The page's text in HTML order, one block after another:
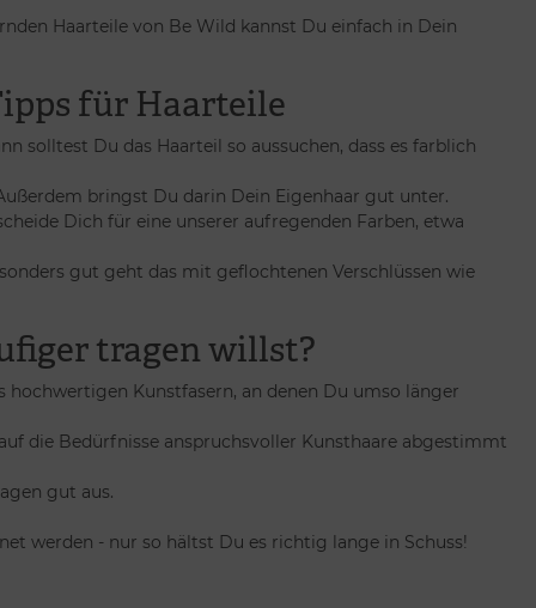
Haarteile von Be Wild kannst Du einfach in Dein
für Haarteile
solltest Du das Haarteil so aussuchen, dass es farblich
bringst Du darin Dein Eigenhaar gut unter.
Dich für eine unserer aufregenden Farben, etwa
gut geht das mit geflochtenen Verschlüssen wie
tragen willst?
Kunstfasern, an denen Du umso länger
die Bedürfnisse anspruchsvoller Kunsthaare abgestimmt
gut aus.
werden - nur so hältst Du es richtig lange in Schuss!